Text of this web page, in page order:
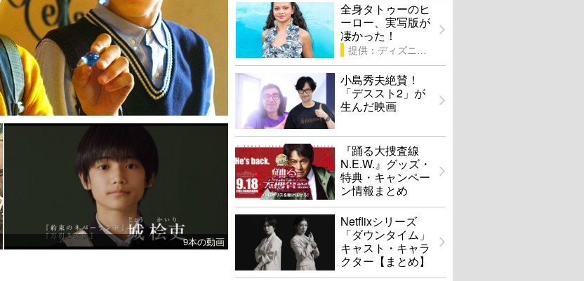
9本の動画
全身タトゥーのヒ
ーロー、実写版が
凄かった！
提供：ディズニー
小島秀夫絶賛！
「デススト2」が
生んだ映画
『踊る大捜査線
N.E.W.』グッズ・
特典・キャンペー
ン情報まとめ
Netflixシリーズ
「ダウンタイム」
キャスト・キャラ
クター【まとめ】